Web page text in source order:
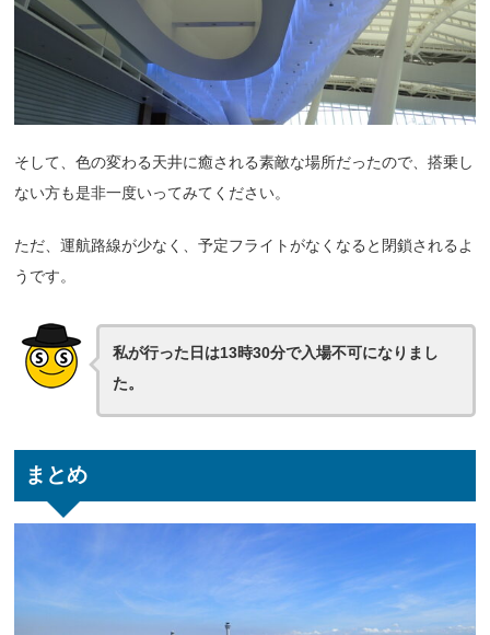
そして、色の変わる天井に癒される素敵な場所だったので、搭乗し
ない方も是非一度いってみてください。
ただ、運航路線が少なく、予定フライトがなくなると閉鎖されるよ
うです。
私が行った日は13時30分で入場不可になりまし
た。
まとめ